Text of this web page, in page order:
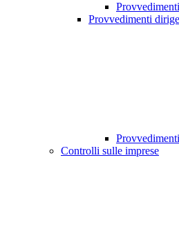
Provvedimenti
Controlli sulle imprese